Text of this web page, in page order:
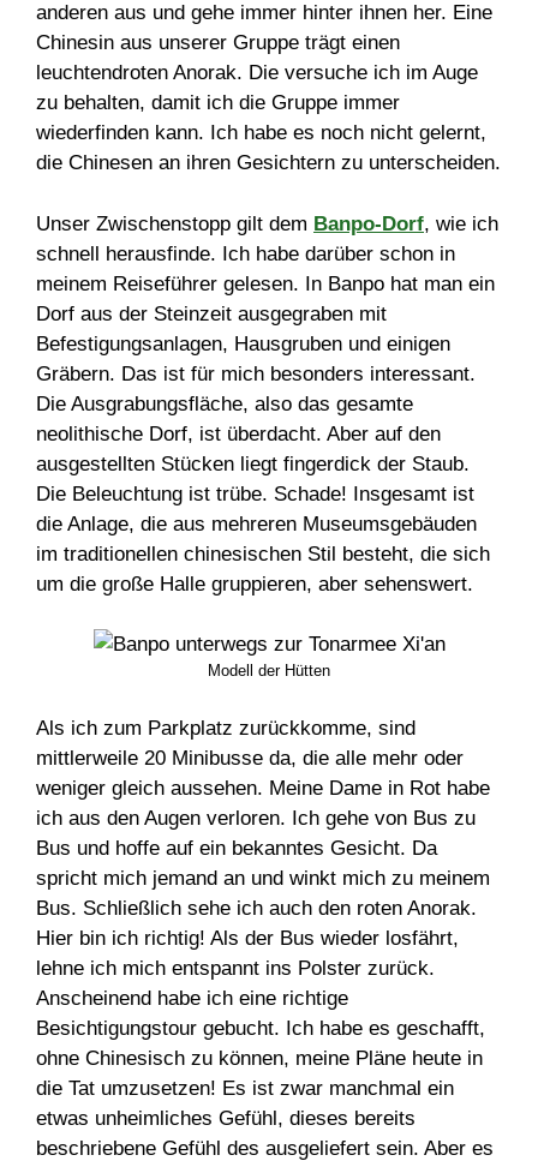
anderen aus und gehe immer hinter ihnen her. Eine
Chinesin aus unserer Gruppe trägt einen
leuchtendroten Anorak. Die versuche ich im Auge
zu behalten, damit ich die Gruppe immer
wiederfinden kann. Ich habe es noch nicht gelernt,
die Chinesen an ihren Gesichtern zu unterscheiden.
Unser Zwischenstopp gilt dem Banpo-Dorf, wie ich
schnell herausfinde. Ich habe darüber schon in
meinem Reiseführer gelesen. In Banpo hat man ein
Dorf aus der Steinzeit ausgegraben mit
Befestigungsanlagen, Hausgruben und einigen
Gräbern. Das ist für mich besonders interessant.
Die Ausgrabungsfläche, also das gesamte
neolithische Dorf, ist überdacht. Aber auf den
ausgestellten Stücken liegt fingerdick der Staub.
Die Beleuchtung ist trübe. Schade! Insgesamt ist
die Anlage, die aus mehreren Museumsgebäuden
im traditionellen chinesischen Stil besteht, die sich
um die große Halle gruppieren, aber sehenswert.
Modell der Hütten
Als ich zum Parkplatz zurückkomme, sind
mittlerweile 20 Minibusse da, die alle mehr oder
weniger gleich aussehen. Meine Dame in Rot habe
ich aus den Augen verloren. Ich gehe von Bus zu
Bus und hoffe auf ein bekanntes Gesicht. Da
spricht mich jemand an und winkt mich zu meinem
Bus. Schließlich sehe ich auch den roten Anorak.
Hier bin ich richtig! Als der Bus wieder losfährt,
lehne ich mich entspannt ins Polster zurück.
Anscheinend habe ich eine richtige
Besichtigungstour gebucht. Ich habe es geschafft,
ohne Chinesisch zu können, meine Pläne heute in
die Tat umzusetzen! Es ist zwar manchmal ein
etwas unheimliches Gefühl, dieses bereits
beschriebene Gefühl des ausgeliefert sein. Aber es